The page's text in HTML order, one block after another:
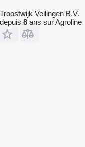
Troostwijk Veilingen B.V.
depuis 8 ans sur Agroline